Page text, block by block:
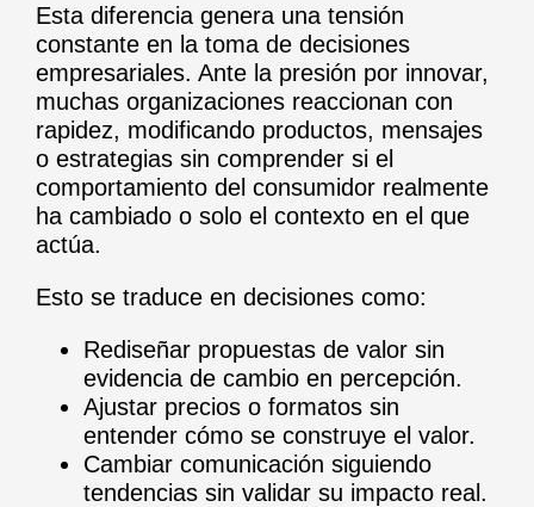
Esta diferencia genera una tensión
constante en la toma de decisiones
empresariales. Ante la presión por innovar,
muchas organizaciones reaccionan con
rapidez, modificando productos, mensajes
o estrategias sin comprender si el
comportamiento del consumidor realmente
ha cambiado o solo el contexto en el que
actúa.
Esto se traduce en decisiones como:
Rediseñar propuestas de valor sin
evidencia de cambio en percepción.
Ajustar precios o formatos sin
entender cómo se construye el valor.
Cambiar comunicación siguiendo
tendencias sin validar su impacto real.